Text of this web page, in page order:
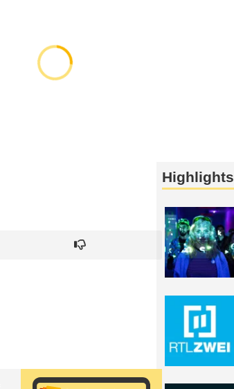
Highlights